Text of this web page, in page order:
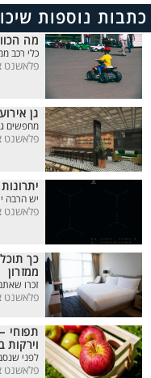
כתבות נוספות
מה
כלי רכב
פלאשנט
גן
מחפשים
פלאשנט
יש הרבה
פלאשנט
כך
ממזרון
זכרו
פלאשנט
תפוחי
לפני
פלאשנט